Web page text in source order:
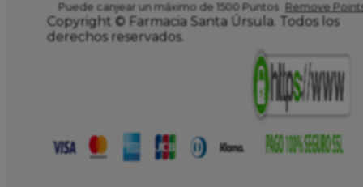
Puede canjear un máximo de 1500 Puntos Remove
Copyright © Farmacia Santa Úrsula. Todos los
derechos reservados.